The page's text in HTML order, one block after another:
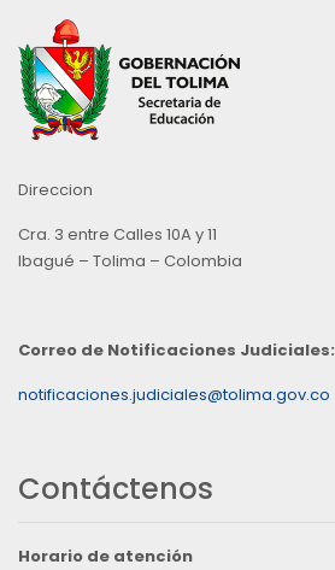
Direccion
Cra. 3 entre Calles 10A y 11
Ibagué – Tolima – Colombia
Correo de Notificaciones Judiciales:
notificaciones.judiciales@tolima.gov.co
Contáctenos
Horario de atención